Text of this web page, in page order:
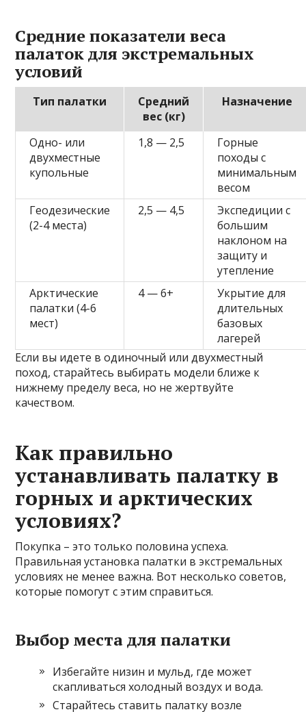
Средние показатели веса
палаток для экстремальных
условий
Тип палатки
Средний
вес (кг)
Назначение
Одно- или
двухместные
купольные
1,8 — 2,5
Горные
походы с
минимальным
весом
Геодезические
(2-4 места)
2,5 — 4,5
Экспедиции с
большим
наклоном на
защиту и
утепление
Арктические
палатки (4-6
мест)
4 — 6+
Укрытие для
длительных
базовых
лагерей
Если вы идете в одиночный или двухместный
поход, старайтесь выбирать модели ближе к
нижнему пределу веса, но не жертвуйте
качеством.
Как правильно
устанавливать палатку в
горных и арктических
условиях?
Покупка – это только половина успеха.
Правильная установка палатки в экстремальных
условиях не менее важна. Вот несколько советов,
которые помогут с этим справиться.
Выбор места для палатки
Избегайте низин и мульд, где может
скапливаться холодный воздух и вода.
Старайтесь ставить палатку возле